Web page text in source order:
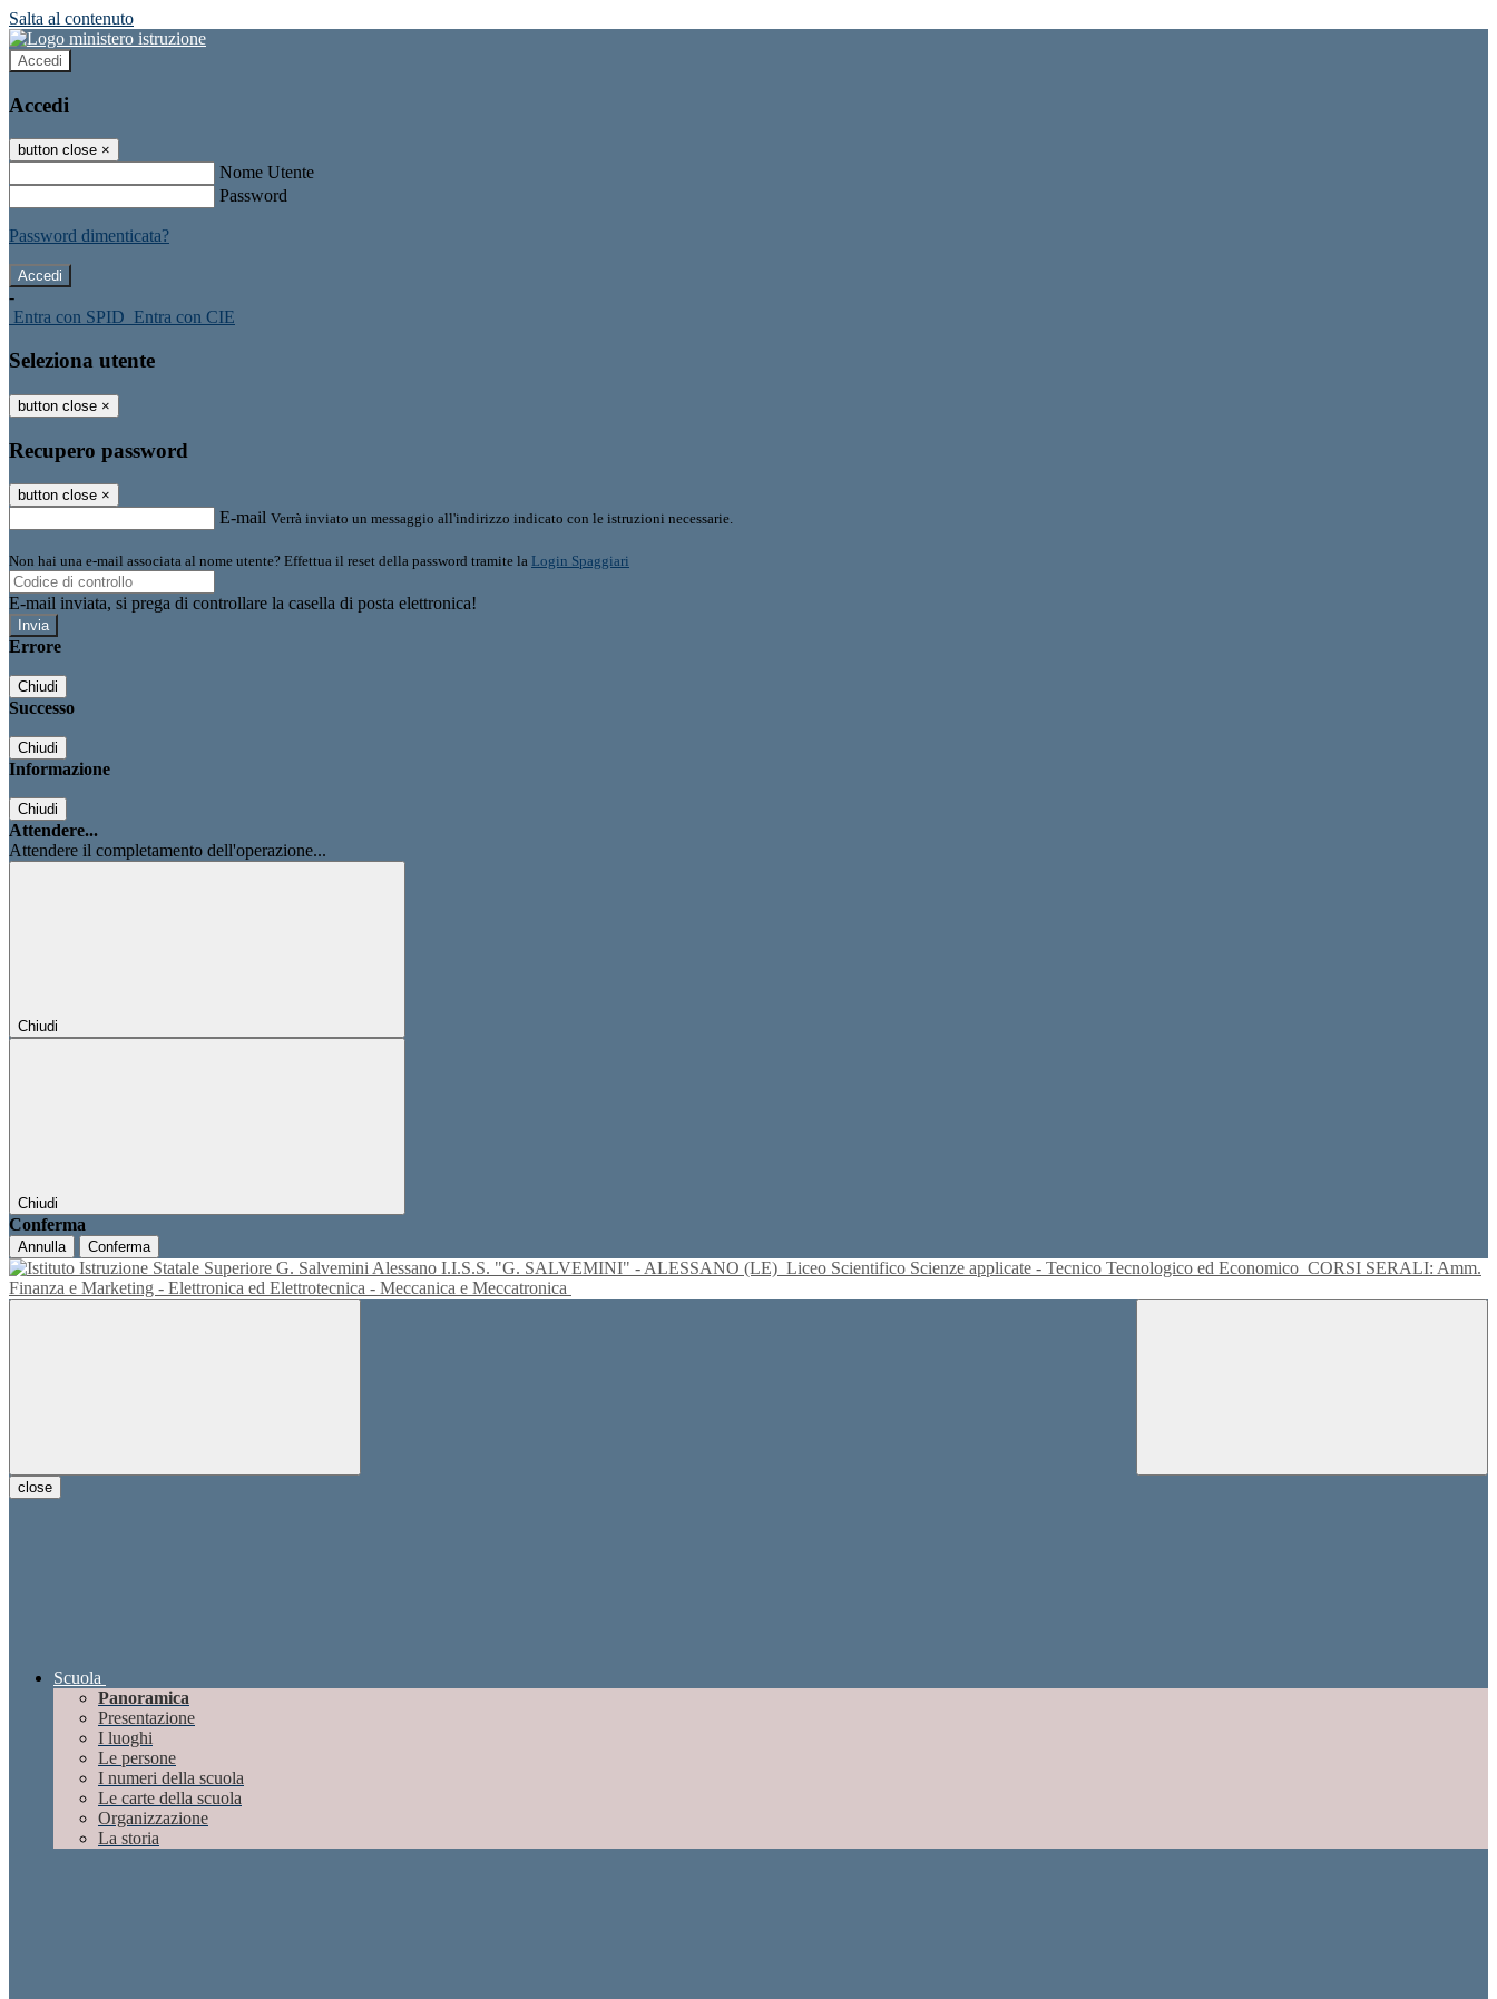
Salta al contenuto
Accedi
Accedi
button close ×
Nome Utente
Password
Password dimenticata?
-
Entra con SPID Entra con CIE
Seleziona utente
button close ×
Recupero password
button close ×
E-mail Verrà inviato un messaggio all'indirizzo indicato con le istruzioni necessarie.
Non hai una e-mail associata al nome utente? Effettua il reset della password tramite la Login Spaggiari
E-mail inviata, si prega di controllare la casella di posta elettronica!
Errore
Chiudi
Successo
Chiudi
Informazione
Chiudi
Attendere...
Attendere il completamento dell'operazione...
Chiudi
Chiudi
Conferma
Annulla Conferma
I.I.S.S. "G. SALVEMINI" - ALESSANO (LE) Liceo Scientifico Scienze applicate - Tecnico Tecnologico ed Economico CORSI SERALI: Amm.
Finanza e Marketing - Elettronica ed Elettrotecnica - Meccanica e Meccatronica
close
Scuola
Panoramica
Presentazione
I luoghi
Le persone
I numeri della scuola
Le carte della scuola
Organizzazione
La storia